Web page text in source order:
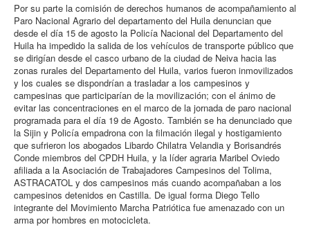
Por su parte la comisión de derechos humanos de acompañamiento al
Paro Nacional Agrario del departamento del Huila denuncian que
desde el día 15 de agosto la Policía Nacional del Departamento del
Huila ha impedido la salida de los vehículos de transporte público que
se dirigían desde el casco urbano de la ciudad de Neiva hacia las
zonas rurales del Departamento del Huila, varios fueron inmovilizados
y los cuales se dispondrían a trasladar a los campesinos y
campesinas que participarían de la movilización; con el ánimo de
evitar las concentraciones en el marco de la jornada de paro nacional
programada para el día 19 de Agosto. También se ha denunciado que
la Sijin y Policía empadrona con la filmación ilegal y hostigamiento
que sufrieron los abogados Libardo Chilatra Velandia y Borisandrés
Conde miembros del CPDH Huila, y la líder agraria Maribel Oviedo
afiliada a la Asociación de Trabajadores Campesinos del Tolima,
ASTRACATOL y dos campesinos más cuando acompañaban a los
campesinos detenidos en Castilla. De igual forma Diego Tello
integrante del Movimiento Marcha Patriótica fue amenazado con un
arma por hombres en motocicleta.